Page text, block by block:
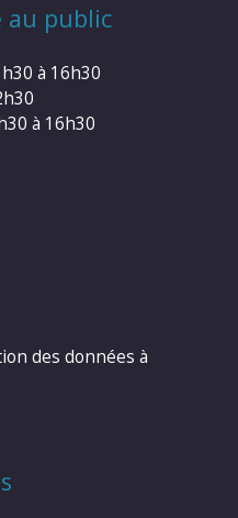
au public
à 16h30
à 16h30
des données à